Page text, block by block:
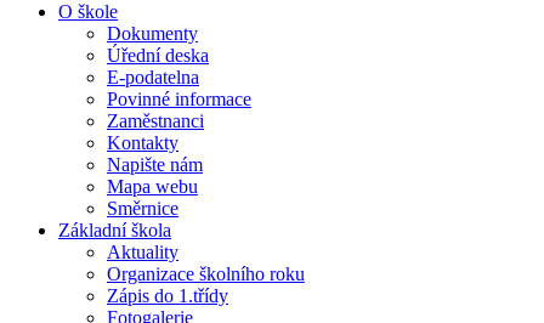
O škole
Dokumenty
Úřední deska
E-podatelna
Povinné informace
Zaměstnanci
Kontakty
Napište nám
Mapa webu
Směrnice
Základní škola
Aktuality
Organizace školního roku
Zápis do 1.třídy
Fotogalerie